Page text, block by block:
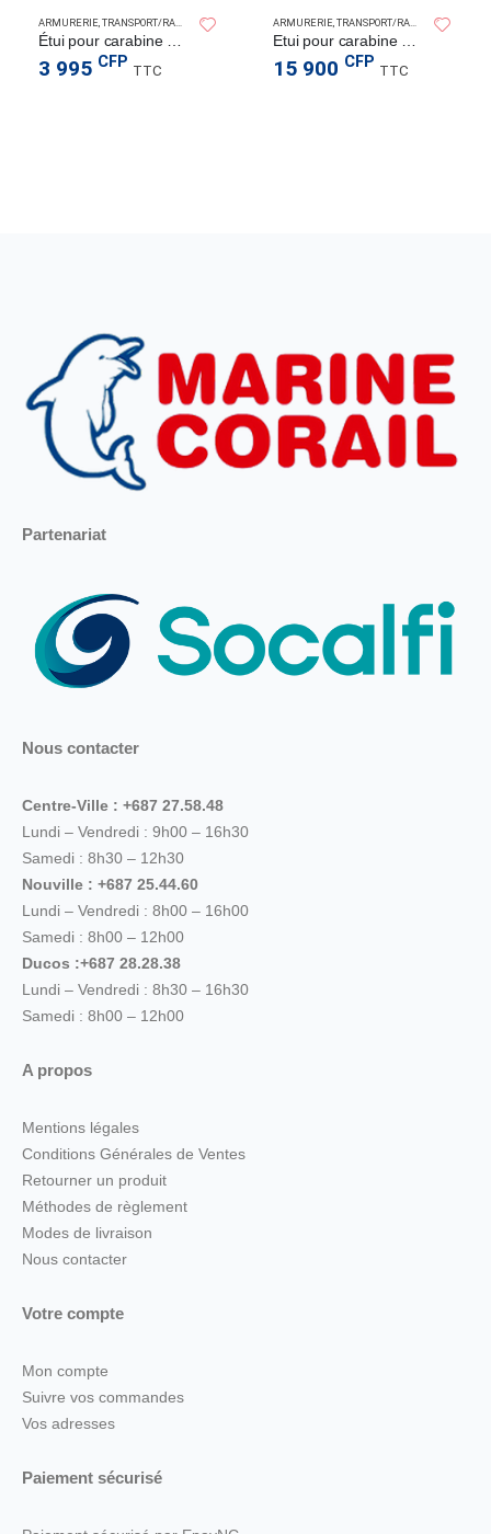
SPERAS LIGHT
ARMURERIE TRANSPORT/RANGEMENT
3 995 CFP TTC
ARMURERIE TRANSPORT/RANGEMENT
15 900 CFP TTC
Partenariat
Nous contacter
Centre-Ville : +687 27.58.48
Lundi – Vendredi : 9h00 – 16h30
Samedi : 8h30 – 12h30
Nouville : +687 25.44.60
Lundi – Vendredi : 8h00 – 16h00
Samedi : 8h00 – 12h00
Ducos :+687 28.28.38
Lundi – Vendredi : 8h30 – 16h30
Samedi : 8h00 – 12h00
A propos
Mentions légales
Conditions Générales de Ventes
Retourner un produit
Méthodes de règlement
Modes de livraison
Nous contacter
Votre compte
Mon compte
Suivre vos commandes
Vos adresses
Paiement sécurisé